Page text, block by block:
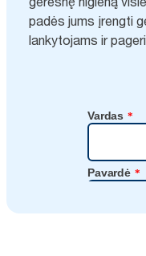
padės jums įrengti
lankytojams ir